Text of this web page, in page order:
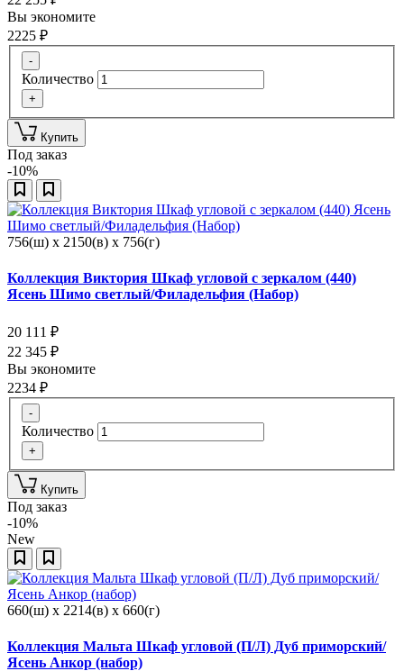
Вы экономите
2225 ₽
-
Количество
+
Купить
Под заказ
-10%
756(ш) x 2150(в) x 756(г)
Коллекция Виктория Шкаф угловой с зеркалом (440)
Ясень Шимо светлый/Филадельфия (Набор)
20 111 ₽
22 345 ₽
Вы экономите
2234 ₽
-
Количество
+
Купить
Под заказ
-10%
New
660(ш) x 2214(в) x 660(г)
Коллекция Мальта Шкаф угловой (П/Л) Дуб приморский/
Ясень Анкор (набор)